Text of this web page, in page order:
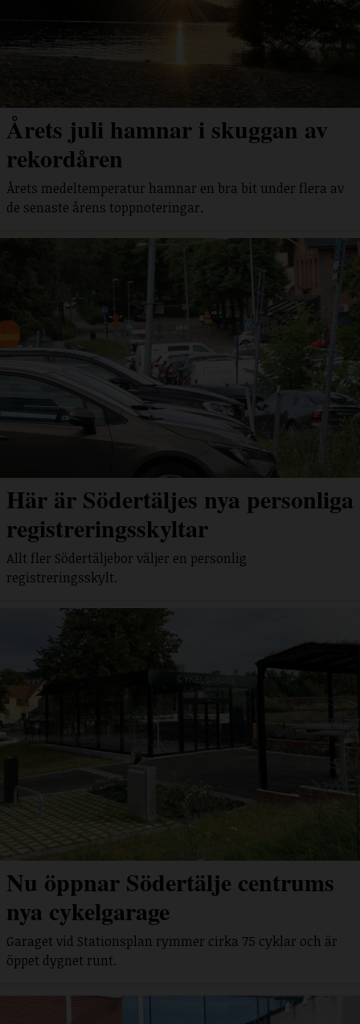
Årets juli hamnar i skuggan av
rekordåren
Årets medeltemperatur hamnar en bra bit under flera av
de senaste årens toppnoteringar.
Här är Södertäljes nya personliga
registreringsskyltar
Allt fler Södertäljebor väljer en personlig
registreringsskylt.
Nu öppnar Södertälje centrums
nya cykelgarage
Garaget vid Stationsplan rymmer cirka 75 cyklar och är
öppet dygnet runt.